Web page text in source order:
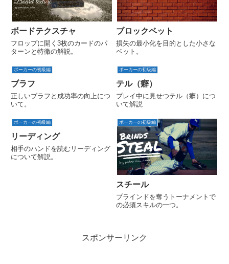
ボードテクスチャ
フロップに開く3枚のカードのパ
ターンと特徴の解説。
ブロックベット
損失の最小化を目的とした小さな
ベット。
ポーカーの初級編
ブラフ
正しいブラフと成功率の向上につ
いて。
ポーカーの初級編
テル（癖）
プレイ中に見せつテル（癖）につ
いて解説
ポーカーの初級編
リーディング
相手のハンドを読むリーディング
について解説。
ポーカーの初級編
スチール
ブラインドを奪うトーナメントで
の必須スキルの一つ。
スポンサーリンク